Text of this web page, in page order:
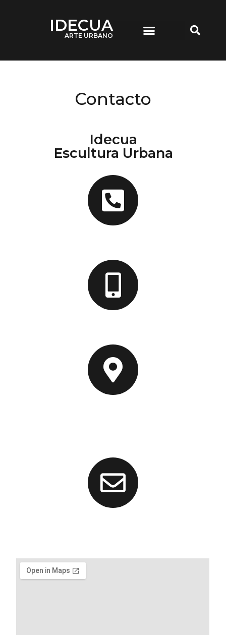
IDECUA
ARTE URBANO
Contacto
Idecua
Escultura Urbana